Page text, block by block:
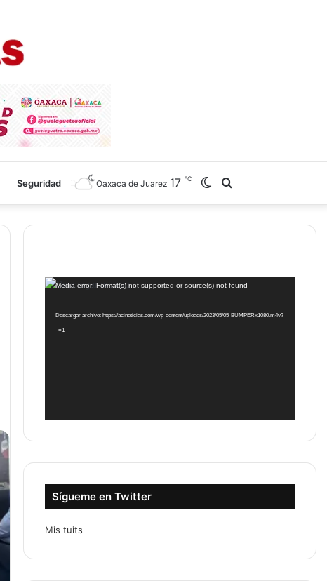
Seguridad
for
Switch
skin
Oaxaca de Juarez 17 ℃
Reproductor
vídeo
Media error: Format(s) not supported or source(s) not found
Descargar archivo: https://acinoticias.com/wp-content/uploads/2023/05/05-BUMPERx1080.m4v?
_=1
Sígueme en Twitter
Mis tuits